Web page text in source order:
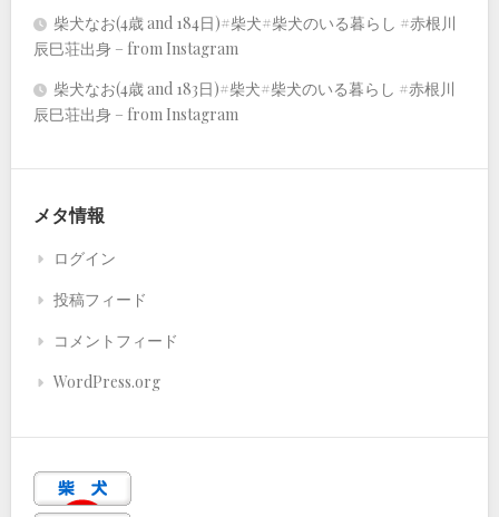
柴犬なお(4歳 and 184日)#柴犬#柴犬のいる暮らし #赤根川
辰巳荘出身 – from Instagram
柴犬なお(4歳 and 183日)#柴犬#柴犬のいる暮らし #赤根川
辰巳荘出身 – from Instagram
メタ情報
ログイン
投稿フィード
コメントフィード
WordPress.org